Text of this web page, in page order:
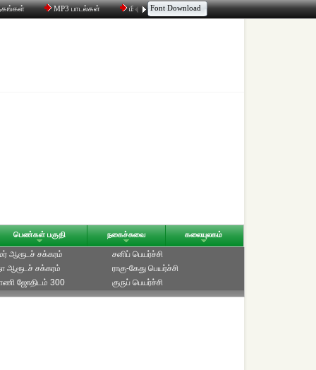
MP3 பாடல்கள் மின்னஞ்சல் திரட்டி உரையாடல்
Font Download
பெண்கள் பகுதி நகைச்சுவை கலையுலகம்
ஆரூடச் சக்கரம்
ஆரூடச் சக்கரம்
ஜோதிடம் 300
சனிப் பெயர்ச்சி
ராகு-கேது பெயர்ச்சி
குருப் பெயர்ச்சி